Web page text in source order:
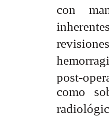
con
post-
como